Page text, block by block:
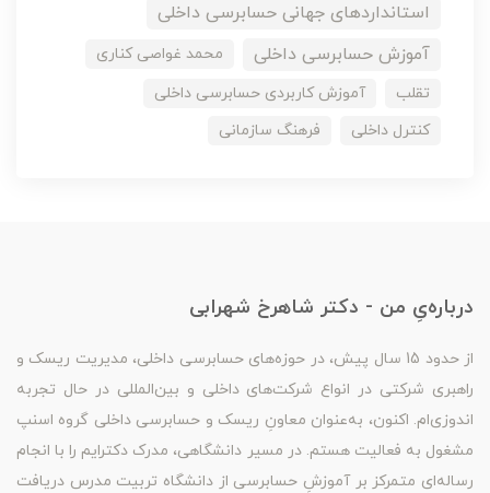
استانداردهای جهانی حسابرسی داخلی
آموزش حسابرسی داخلی
محمد غواصی کناری
تقلب
آموزش کاربردی حسابرسی داخلی
کنترل داخلی
فرهنگ سازمانی
درباره‌یِ من - دکتر شاهرخ شهرابی
از حدود 15 سال پیش، در حوزه‌های حسابرسی داخلی، مدیریت ریسک و
راهبری شرکتی در انواع شرکت‌های داخلی و بین‌المللی در حال تجربه
اندوزی‌ام. اکنون، به‌عنوان معاونِ ریسک و حسابرسی داخلی گروه اسنپ
مشغول به فعالیت هستم. در مسیر دانشگاهی، مدرک دکترایم را با انجام
رساله‌ای متمرکز بر آموزشِ حسابرسی از دانشگاه تربیت مدرس دریافت